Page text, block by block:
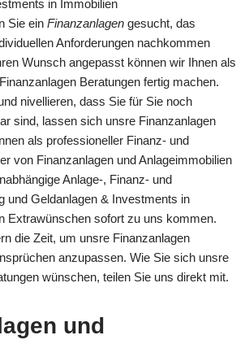
in Immobilien
Sie ein Finanzanlagen gesucht, das
Anforderungen nachkommen
Wunsch angepasst können wir Ihnen als
Beratungen fertig machen.
nivellieren, dass Sie für Sie noch
sind, lassen sich unsre Finanzanlagen
als professioneller Finanz- und
von Finanzanlagen und Anlageimmobilien
Anlage-, Finanz- und
und Geldanlagen & Investments in
Extrawünschen sofort zu uns kommen.
die Zeit, um unsre Finanzanlagen
anzupassen. Wie Sie sich unsre
wünschen, teilen Sie uns direkt mit.
und